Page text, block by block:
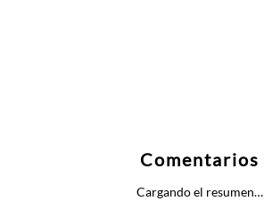
Comentarios
Cargando el resumen…